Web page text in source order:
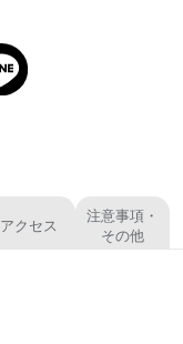
アクセス
注意事項・
その他